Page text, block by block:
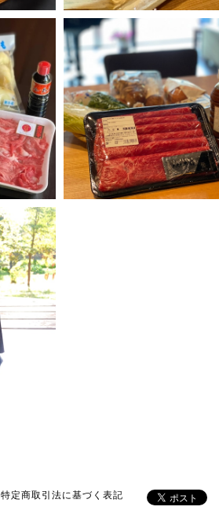
¥8,000
特定商取引法に基づく表記